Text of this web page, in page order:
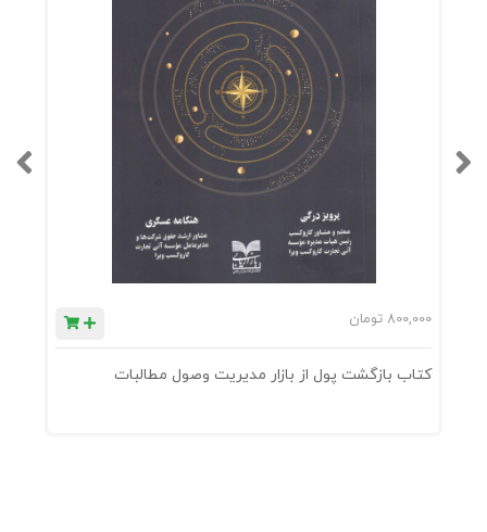
800,000 تومان
کتاب بازگشت پول از بازار مدیریت وصول مطالبات